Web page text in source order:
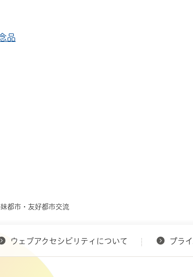
品
都市・友好都市交流
ウェブアクセシビリティについて プラ